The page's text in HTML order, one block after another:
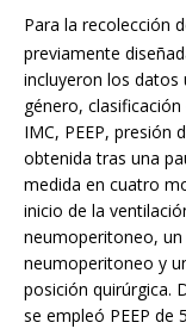
Para la recolección
previamente
incluyeron los datos
género,
IMC, PEEP, presión
obtenida tras una
medida en cuatro
inicio de la
neumoperitoneo,
neumoperitoneo y
posición quirúrgica.
se empleó PEEP de